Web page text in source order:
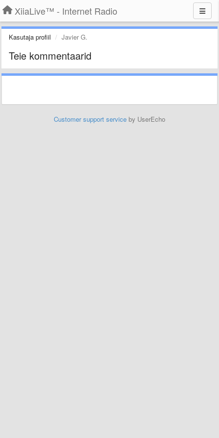
XiiaLive™ - Internet Radio
Kasutaja profiil Javier G.
Teie kommentaarid
Customer support service by UserEcho